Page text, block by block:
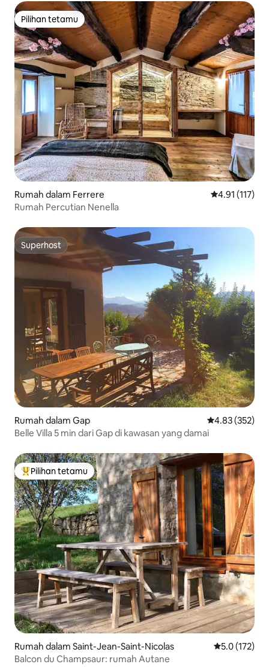
Pilihan tetamu
Pilihan tetamu
Rumah dalam Ferrere Penarafan
4.91 (117)
Rumah Percutian Nenella
Superhost
Superhost
Rumah dalam Gap Penarafan
4.83 (352)
Belle Villa 5 min dari Gap di kawasan yang damai
Pilihan utama tetamu
Pilihan tetamu
Rumah dalam Saint-Jean-Saint-Nicolas Penarafan
5.0 (172)
Balcon du Champsaur: rumah Autane